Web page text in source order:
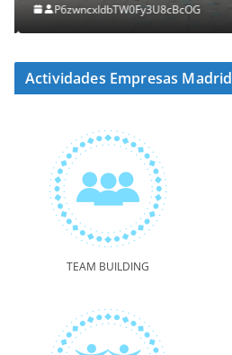
P6zwncxIdbTW0Fy3U8cBcOG
Actividades Empresas Madrid
TEAM BUILDING